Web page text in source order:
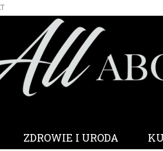
ZDROWIE I URODA